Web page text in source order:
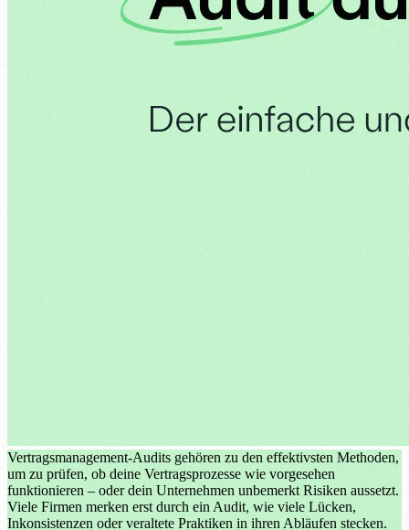
Vertragsmanagement-Audits gehören zu den effektivsten Methoden,
um zu prüfen, ob deine Vertragsprozesse wie vorgesehen
funktionieren – oder dein Unternehmen unbemerkt Risiken aussetzt.
Viele Firmen merken erst durch ein Audit, wie viele Lücken,
Inkonsistenzen oder veraltete Praktiken in ihren Abläufen stecken.